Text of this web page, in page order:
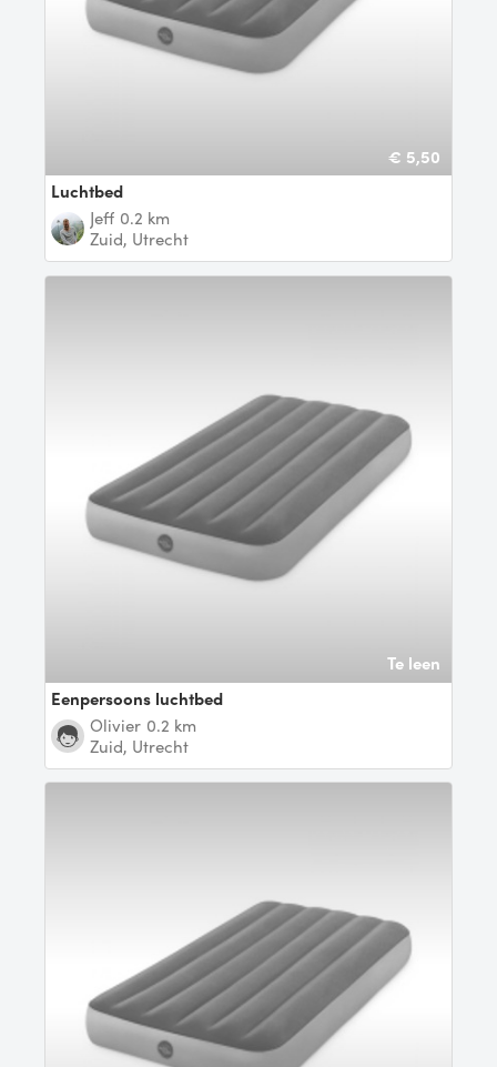
€ 5,50
Luchtbed
Jeff 0.2 km
Zuid, Utrecht
Te leen
Eenpersoons luchtbed
Olivier 0.2 km
Zuid, Utrecht